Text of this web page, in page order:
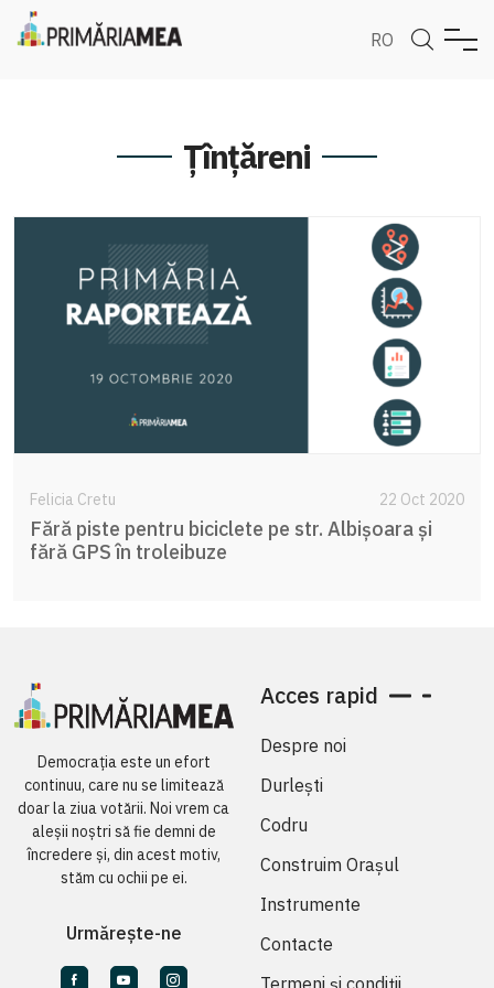
RO
Țînțăreni
Felicia Cretu 22 Oct 2020
Fără piste pentru biciclete pe str. Albișoara și
fără GPS în troleibuze
Democrația este un efort
continuu, care nu se limitează
doar la ziua votării. Noi vrem ca
aleșii noștri să fie demni de
încredere și, din acest motiv,
stăm cu ochii pe ei.
Urmărește-ne
Acces rapid
Despre noi
Durlești
Codru
Construim Orașul
Instrumente
Contacte
Termeni și condiții